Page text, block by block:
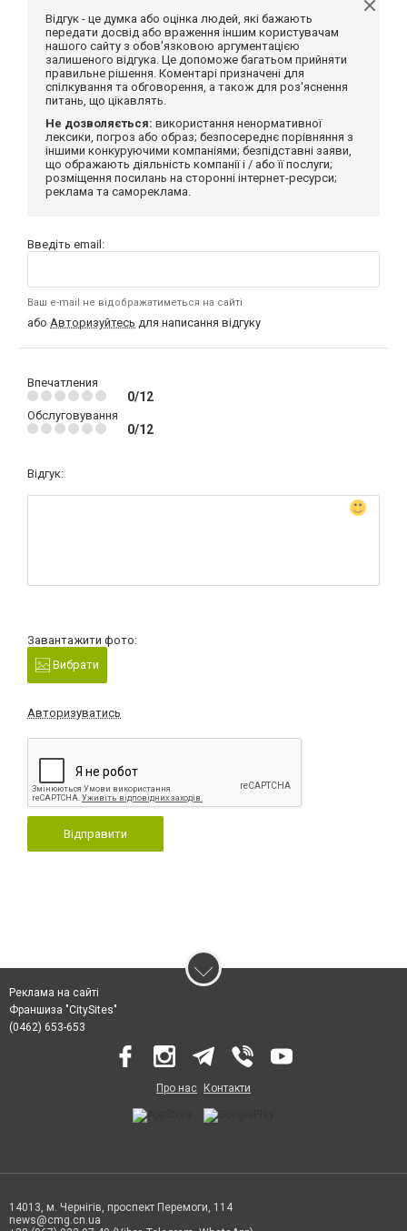
Відгук - це думка або оцінка людей, які бажають
передати досвід або враження іншим користувачам
нашого сайту з обов'язковою аргументацією
залишеного відгука. Це допоможе багатьом прийняти
правильне рішення. Коментарі призначені для
спілкування та обговорення, а також для роз'яснення
питань, що цікавлять.
Не дозволяється: використання ненормативної
лексики, погроз або образ; безпосереднє порівняння з
іншими конкуруючими компаніями; безпідставні заяви,
що ображають діяльність компанії і / або її послуги;
розміщення посилань на сторонні інтернет-ресурси;
реклама та самореклама.
Введіть email:
Ваш e-mail не відображатиметься на сайті
або Авторизуйтесь для написання відгуку
Впечатления
0/12
Обслуговування
0/12
Відгук:
Завантажити фото:
Вибрати
Авторизуватись
Відправити
Реклама на сайті
Франшиза "CitySites"
(0462) 653-653
Про нас Контакти
14013, м. Чернігів, проспект Перемоги, 114
news@cmg.cn.ua